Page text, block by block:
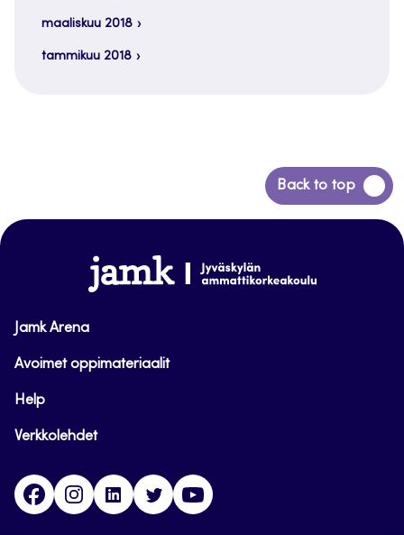
maaliskuu 2018
tammikuu 2018
Back to top
Siirry
takaisin
www.jamk.fi
Jamk Arena
Avoimet oppimateriaalit
Help
Verkkolehdet
FacebookInstagramLinkedinTwitter